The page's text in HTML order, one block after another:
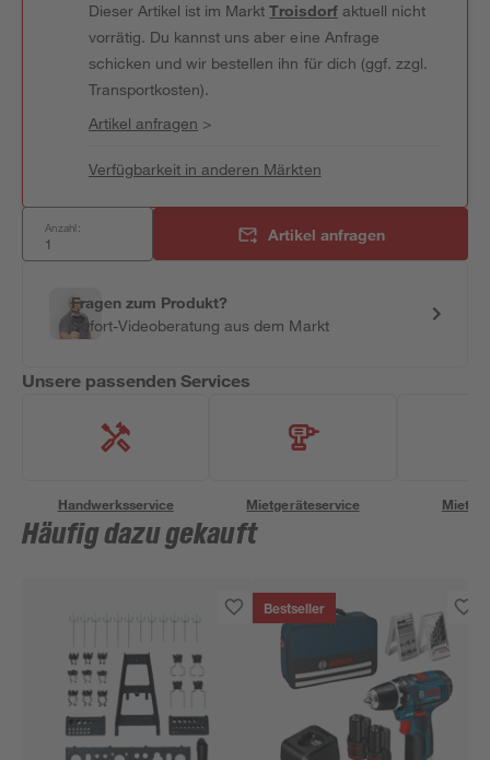
Dieser Artikel ist im MarktTroisdorfaktuell nicht
vorrätig. Du kannst uns aber eine Anfrage
schicken und wir bestellen ihn für dich (ggf. zzgl.
Transportkosten).
Artikel anfragen >
Verfügbarkeit in anderen Märkten
Anzahl: Artikel anfragen
Fragen zum Produkt?
Sofort-Videoberatung aus dem Markt
Unsere passenden Services
Handwerksservice Mietgeräteservice
Häufig dazu gekauft
Bestseller